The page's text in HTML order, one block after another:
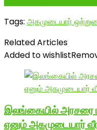
Tags: அகமுடையார்
Related Articles
Added to wishlist
இலங்கையில் அரசரை
எனும் அகமுடையார்